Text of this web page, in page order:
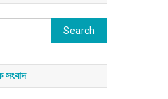
Search
সংবাদ